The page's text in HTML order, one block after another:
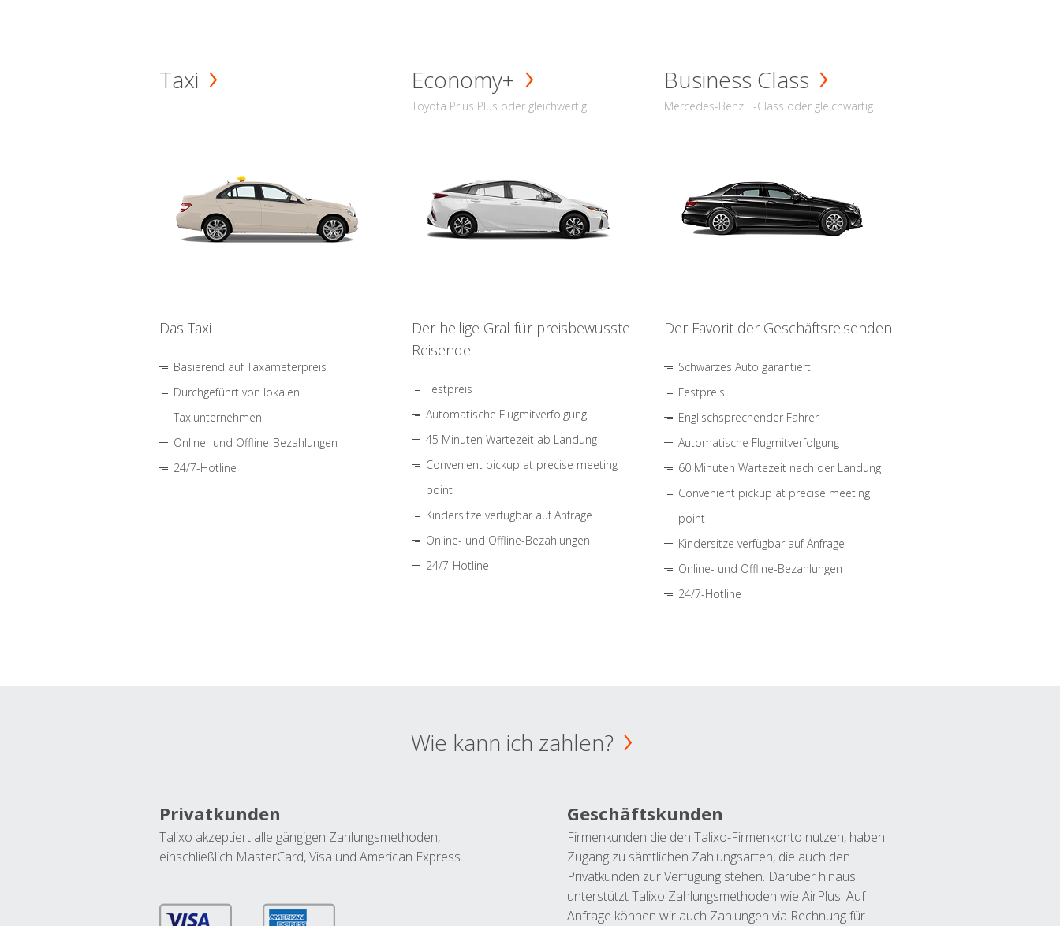
Taxi
Das Taxi
Basierend auf Taxameterpreis
Durchgeführt von lokalen
Taxiunternehmen
Online- und Offline-Bezahlungen
24/7-Hotline
Economy+
Toyota Prius Plus oder gleichwertig
Der heilige Gral für preisbewusste
Reisende
Festpreis
Automatische Flugmitverfolgung
45 Minuten Wartezeit ab Landung
Convenient pickup at precise meeting
point
Kindersitze verfügbar auf Anfrage
Online- und Offline-Bezahlungen
24/7-Hotline
Business Class
Mercedes-Benz E-Class oder gleichwärtig
Der Favorit der Geschäftsreisenden
Schwarzes Auto garantiert
Festpreis
Englischsprechender Fahrer
Automatische Flugmitverfolgung
60 Minuten Wartezeit nach der Landung
Convenient pickup at precise meeting
point
Kindersitze verfügbar auf Anfrage
Online- und Offline-Bezahlungen
24/7-Hotline
Wie kann ich zahlen?
Privatkunden
Talixo akzeptiert alle gängigen Zahlungsmethoden,
einschließlich MasterCard, Visa und American Express.
Geschäftskunden
Firmenkunden die den Talixo-Firmenkonto nutzen, haben
Zugang zu sämtlichen Zahlungsarten, die auch den
Privatkunden zur Verfügung stehen. Darüber hinaus
unterstützt Talixo Zahlungsmethoden wie AirPlus. Auf
Anfrage können wir auch Zahlungen via Rechnung für